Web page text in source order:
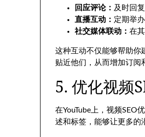
回应评论： 及时回
直播互动： 定期举
社交媒体联动： 在
这种互动不仅能够帮助你
贴近他们，从而增加订阅
5. 优化视频
在YouTube上，视频SEO
述和标签，能够让更多的